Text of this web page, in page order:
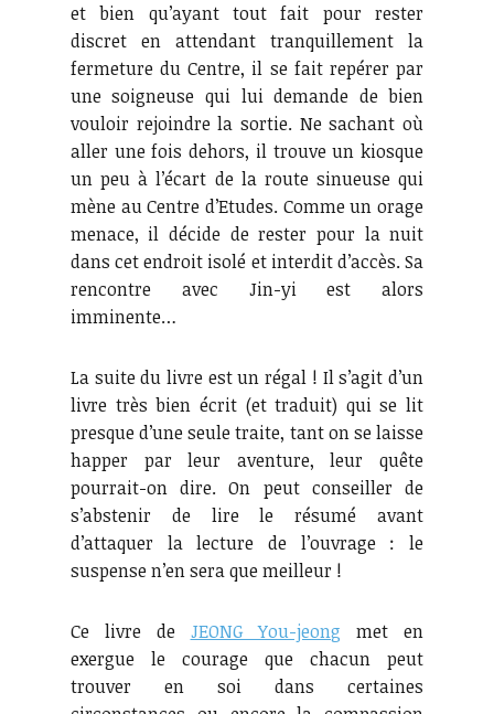
et bien qu’ayant tout fait pour rester
discret en attendant tranquillement la
fermeture du Centre, il se fait repérer par
une soigneuse qui lui demande de bien
vouloir rejoindre la sortie. Ne sachant où
aller une fois dehors, il trouve un kiosque
un peu à l’écart de la route sinueuse qui
mène au Centre d’Etudes. Comme un orage
menace, il décide de rester pour la nuit
dans cet endroit isolé et interdit d’accès. Sa
rencontre avec Jin-yi est alors
imminente…
La suite du livre est un régal ! Il s’agit d’un
livre très bien écrit (et traduit) qui se lit
presque d’une seule traite, tant on se laisse
happer par leur aventure, leur quête
pourrait-on dire. On peut conseiller de
s’abstenir de lire le résumé avant
d’attaquer la lecture de l’ouvrage : le
suspense n’en sera que meilleur !
Ce livre de JEONG You-jeong met en
exergue le courage que chacun peut
trouver en soi dans certaines